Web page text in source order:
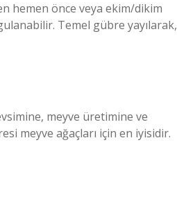
hemen önce veya ekim/dikim
Temel gübre yayılarak,
meyve üretimine ve
meyve ağaçları için en iyisidir.